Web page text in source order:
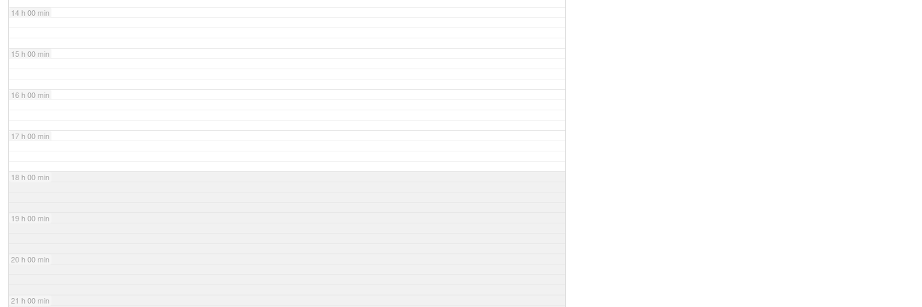
14 h 00 min
15 h 00 min
16 h 00 min
17 h 00 min
18 h 00 min
19 h 00 min
20 h 00 min
21 h 00 min